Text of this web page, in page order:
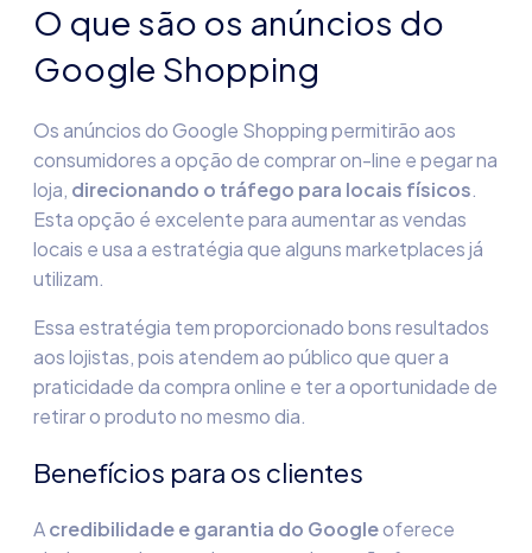
O que são os anúncios do
Google Shopping
Os anúncios do Google Shopping permitirão aos
consumidores a opção de comprar on-line e pegar na
loja, direcionando o tráfego para locais físicos.
Esta opção é excelente para aumentar as vendas
locais e usa a estratégia que alguns marketplaces já
utilizam.
Essa estratégia tem proporcionado bons resultados
aos lojistas, pois atendem ao público que quer a
praticidade da compra online e ter a oportunidade de
retirar o produto no mesmo dia.
Benefícios para os clientes
Acredibilidade e garantia do Googleoferece